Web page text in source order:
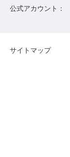
公式アカウント：
サイトマップ